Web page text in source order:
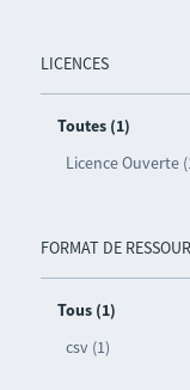
LICENCES
Toutes (1)
Licence Ouverte
FORMAT DE
Tous (1)
csv (1)